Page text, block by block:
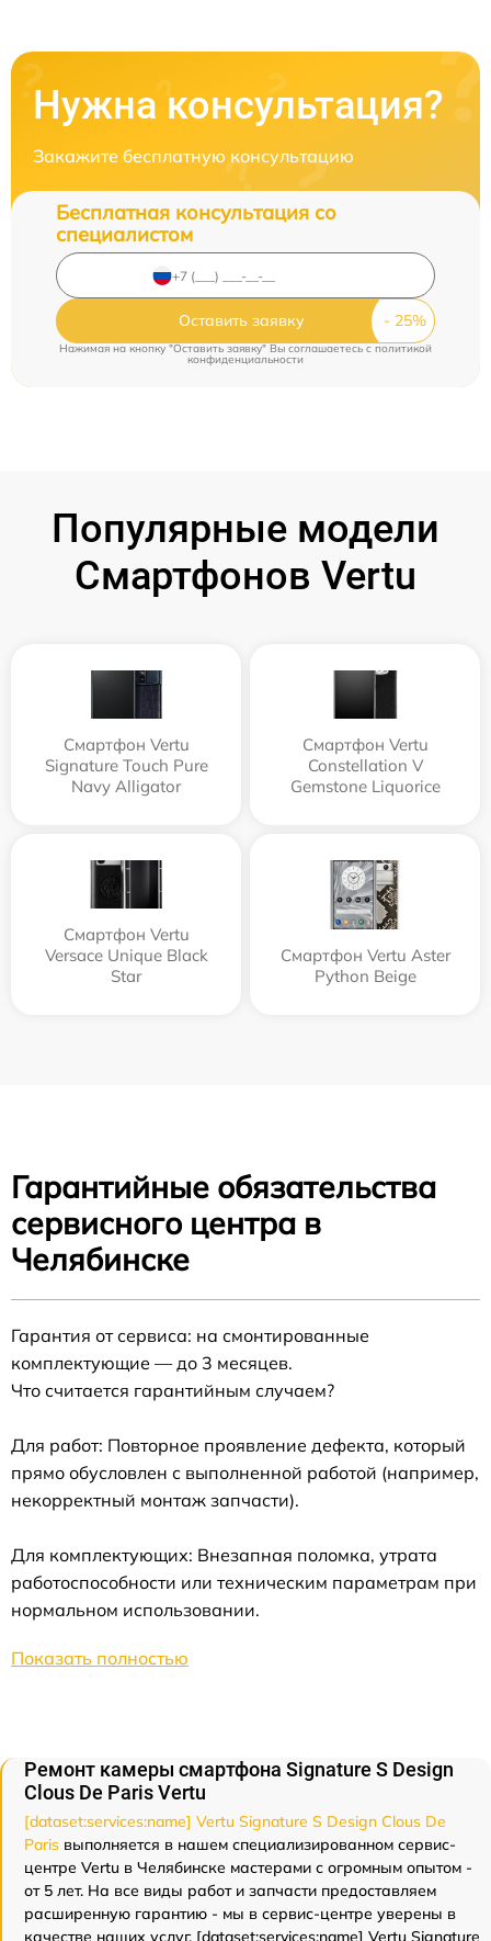
Нужна консультация?
Закажите бесплатную консультацию
Бесплатная консультация со
специалистом
Оставить заявку
Нажимая на кнопку "Оставить заявку" Вы соглашаетесь cполитикой
конфиденциальности
Популярные модели
Смартфонов Vertu
Смартфон Vertu
Signature Touch Pure
Navy Alligator
Смартфон Vertu
Constellation V
Gemstone Liquorice
Смартфон Vertu
Versace Unique Black
Star
Смартфон Vertu Aster
Python Beige
Гарантийные обязательства
сервисного центра в
Челябинске
Гарантия от сервиса: на смонтированные
комплектующие — до 3 месяцев.
Что считается гарантийным случаем?
Для работ: Повторное проявление дефекта, который
прямо обусловлен с выполненной работой (например,
некорректный монтаж запчасти).
Для комплектующих: Внезапная поломка, утрата
работоспособности или техническим параметрам при
нормальном использовании.
Показать полностью
Ремонт камеры смартфона Signature S Design
Clous De Paris Vertu
[dataset:services:name] Vertu Signature S Design Clous De
Paris выполняется в нашем специализированном сервис-
центре Vertu в Челябинске мастерами с огромным опытом -
от 5 лет. На все виды работ и запчасти предоставляем
расширенную гарантию - мы в сервис-центре уверены в
качестве наших услуг. [dataset:services:name] Vertu Signature